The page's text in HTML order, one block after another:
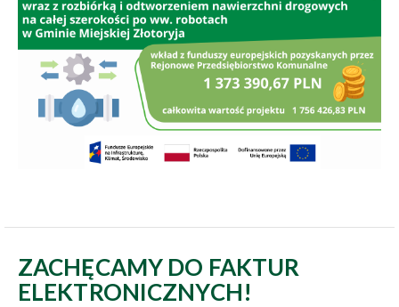
ZACHĘCAMY DO FAKTUR
ELEKTRONICZNYCH!